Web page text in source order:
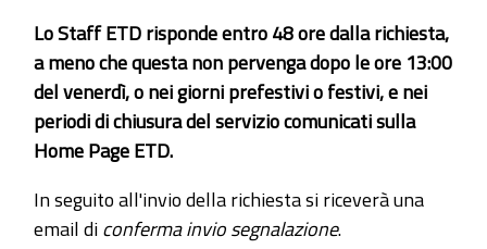
Lo Staff ETD risponde entro 48 ore dalla richiesta,
a meno che questa non pervenga dopo le ore 13:00
del venerdì, o nei giorni prefestivi o festivi, e nei
periodi di chiusura del servizio comunicati sulla
Home Page ETD.
In seguito all'invio della richiesta si riceverà una
email diconferma invio segnalazione.